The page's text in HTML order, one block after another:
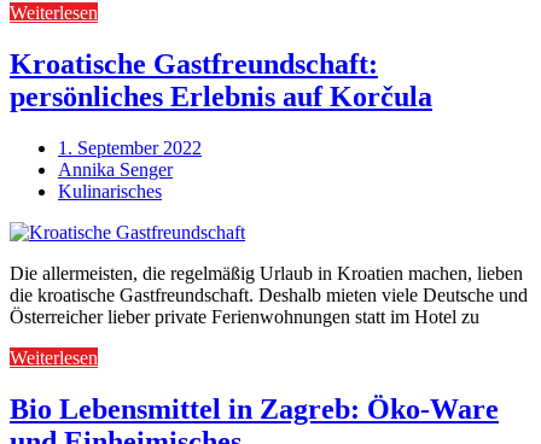
Weiterlesen
Kroatische Gastfreundschaft:
persönliches Erlebnis auf Korčula
1. September 2022
Annika Senger
Kulinarisches
Die allermeisten, die regelmäßig Urlaub in Kroatien machen, lieben
die kroatische Gastfreundschaft. Deshalb mieten viele Deutsche und
Österreicher lieber private Ferienwohnungen statt im Hotel zu
Weiterlesen
Bio Lebensmittel in Zagreb: Öko-Ware